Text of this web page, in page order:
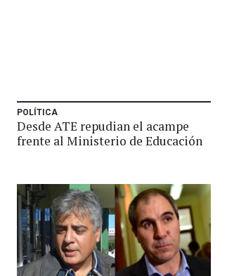
POLÍTICA
Desde ATE repudian el acampe
frente al Ministerio de Educación